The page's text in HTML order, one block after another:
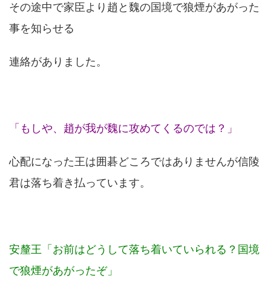
その途中で家臣より趙と魏の国境で狼煙があがった
事を知らせる
連絡がありました。
「もしや、趙が我が魏に攻めてくるのでは？」
心配になった王は囲碁どころではありませんが信陵
君は落ち着き払っています。
安釐王「お前はどうして落ち着いていられる？国境
で狼煙があがったぞ」